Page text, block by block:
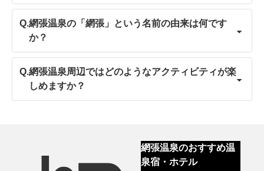
Q.網張温泉の「網張」という名前の由来は何です
か？
Q.網張温泉周辺ではどのようなアクティビティが楽
しめますか？
網張温泉のおすすめ温
泉宿・ホテル